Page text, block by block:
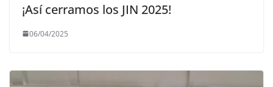
¡Así cerramos los JIN 2025!
06/04/2025